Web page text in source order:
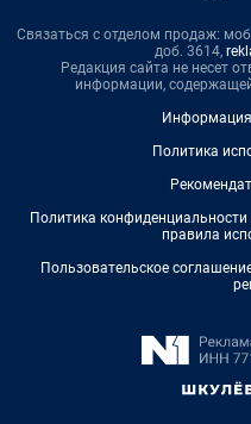
Связаться с отделом продаж:
доб. 3614,
Редакция сайта не несет
информации,
Политика
Политика
правила
Пользовательское